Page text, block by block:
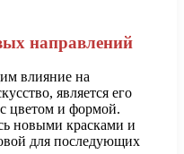
направлений
влияние на
является его
цветом и формой.
новыми красками и
для последующих